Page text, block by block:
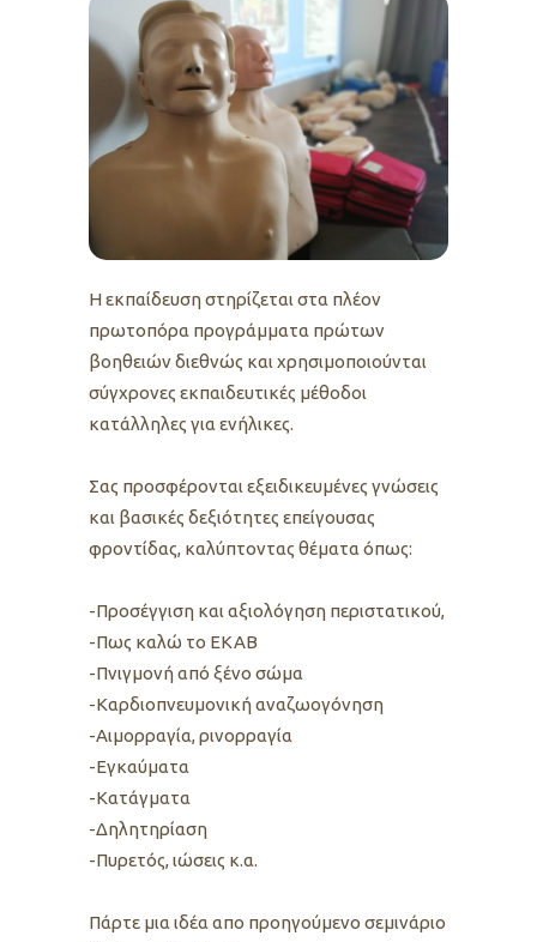
Η εκπαίδευση στηρίζεται στα πλέον
πρωτοπόρα προγράμματα πρώτων
βοηθειών διεθνώς και χρησιμοποιούνται
σύγχρονες εκπαιδευτικές μέθοδοι
κατάλληλες για ενήλικες.
Σας προσφέρονται εξειδικευμένες γνώσεις
και βασικές δεξιότητες επείγουσας
φροντίδας, καλύπτοντας θέματα όπως:
-Προσέγγιση και αξιολόγηση περιστατικού,
-Πως καλώ το ΕΚΑΒ
-Πνιγμονή από ξένο σώμα
-Καρδιοπνευμονική αναζωογόνηση
-Αιμορραγία, ρινορραγία
-Εγκαύματα
-Κατάγματα
-Δηλητηρίαση
-Πυρετός, ιώσεις κ.α.
Πάρτε μια ιδέα απο προηγούμενο σεμινάριο